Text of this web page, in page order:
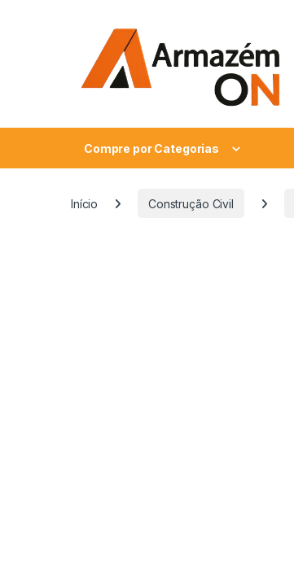
Compre por Categorias
Início Construção Civil